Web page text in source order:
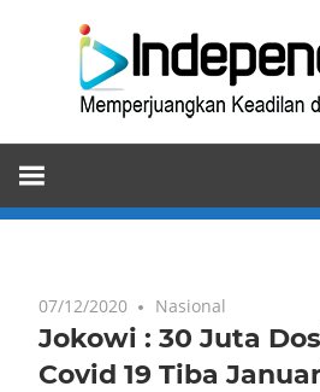
Memperjuangkan
Keadilan
dan
07/12/2020 Nasional
Jokowi : 30 Juta
Covid 19 Tiba